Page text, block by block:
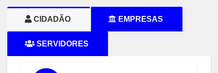
CIDADÃO EMPRESAS
SERVIDORES